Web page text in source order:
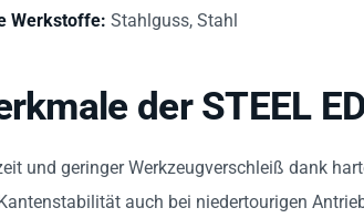
Werkstoffe: Stahlguss, Stahl
der STEEL
und geringer Werkzeugverschleiß dank
auch bei niedertourigen